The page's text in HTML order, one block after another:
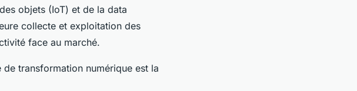
objets (IoT) et de la data
collecte et exploitation des
face au marché.
transformation numérique est la